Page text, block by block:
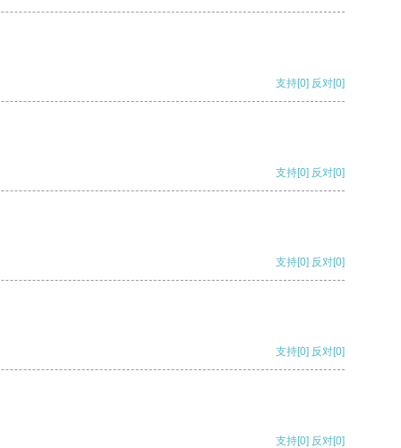
支持[0] 反对[0]
支持[0] 反对[0]
支持[0] 反对[0]
支持[0] 反对[0]
支持[0] 反对[0]